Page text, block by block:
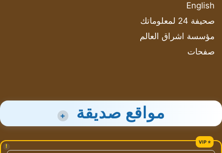
English
صحيفة 24 لمعلوماتك
مؤسسة اشراق العالم
صفحات
مواقع صديقة +
!